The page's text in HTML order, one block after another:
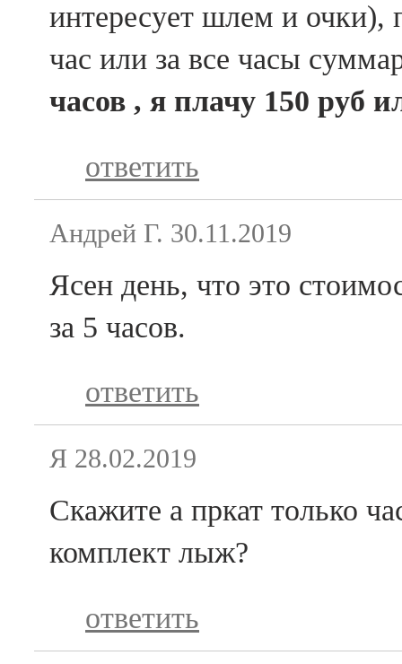
интересует шлем и очки),
час или за все часы
часов , я плачу 150 руб
ответить
Андрей Г. 30.11.2019
Ясен день, что это
за 5 часов.
ответить
Я 28.02.2019
Скажите а пркат только
комплект лыж?
ответить